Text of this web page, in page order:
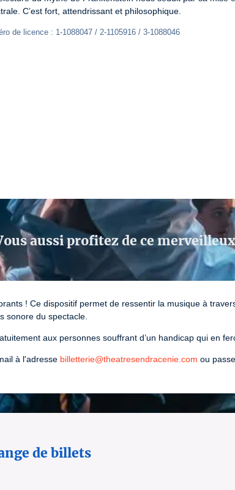
C’est fort, attendrissant et philosophique.
de licence : 1-1088047 / 2-1105916 / 3-1088046
aussi profitez de ce
! Ce dispositif permet de ressentir la musique à
sonore du spectacle.
aux personnes souffrant d’un handicap qui en
à l'adresse billetterie@theatresendracenie.com ou
de billets